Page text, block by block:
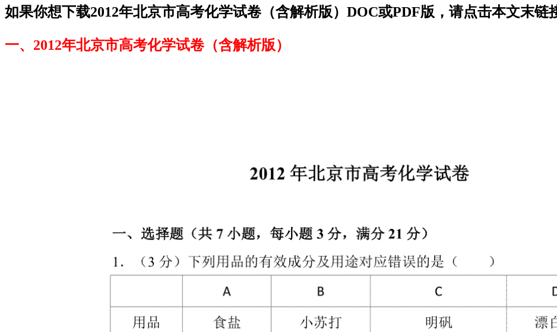
如果你想下载2012年北京市高考化学试卷（含解析版）DOC或PDF版，请点击本文末链
一、2012年北京市高考化学试卷（含解析版）